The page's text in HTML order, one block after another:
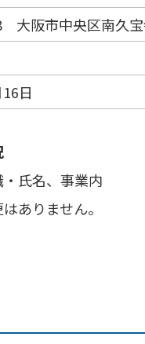
大阪市中央区南久
日
氏名、事業内
ありません。